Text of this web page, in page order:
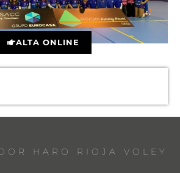
ALTA ONLINE
HARO RIOJA VOLEY